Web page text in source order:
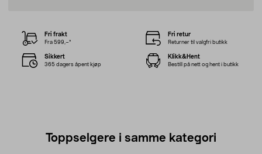
Fri frakt
Fra 599,–*
Fri retur
Returner til valgfri butikk
Sikkert
365 dagers åpent kjøp
Klikk&Hent
Bestill på nett og hent i butikk
Toppselgere i samme kategori